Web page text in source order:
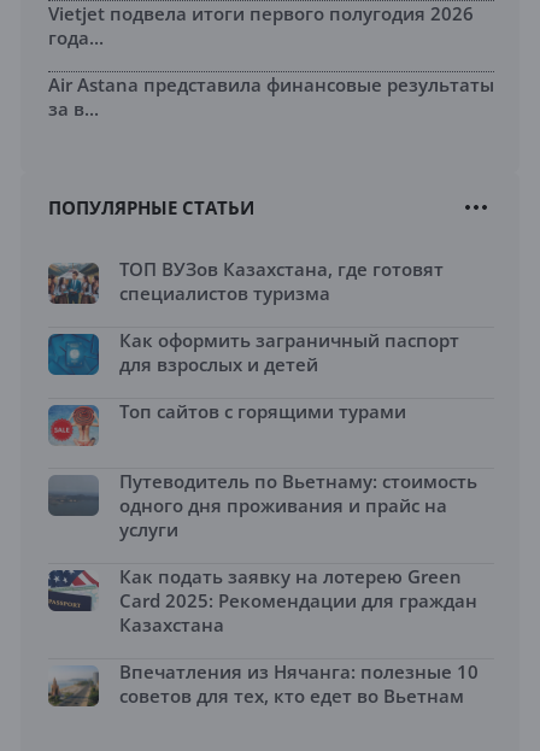
Vietjet подвела итоги первого полугодия 2026
года...
Air Astana представила финансовые результаты
за в...
ПОПУЛЯРНЫЕ СТАТЬИ
ТОП ВУЗов Казахстана, где готовят
специалистов туризма
Как оформить заграничный паспорт
для взрослых и детей
Топ сайтов с горящими турами
Путеводитель по Вьетнаму: стоимость
одного дня проживания и прайс на
услуги
Как подать заявку на лотерею Green
Card 2025: Рекомендации для граждан
Казахстана
Впечатления из Нячанга: полезные 10
советов для тех, кто едет во Вьетнам